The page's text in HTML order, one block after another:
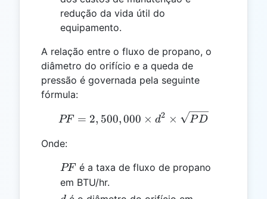
redução da vida útil do
equipamento.
A relação entre o fluxo de propano, o
diâmetro do orifício e a queda de
pressão é governada pela seguinte
fórmula:
PF = 2,500,000 \times
PF = 2, 500,000 × d2 × PD
Onde:
PF
PF é a taxa de fluxo de propano
em BTU/hr.